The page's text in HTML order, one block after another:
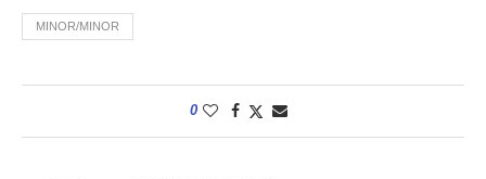
MINOR/MINOR
0